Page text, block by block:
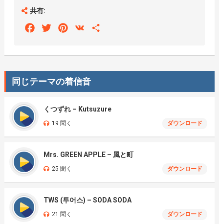
共有:
FacebookTwitterPinterest
VK
同じテーマの着信音
くつずれ – Kutsuzure
19 聞く ダウンロード
Mrs. GREEN APPLE – 風と町
25 聞く ダウンロード
TWS (투어스) – SODA SODA
21 聞く ダウンロード